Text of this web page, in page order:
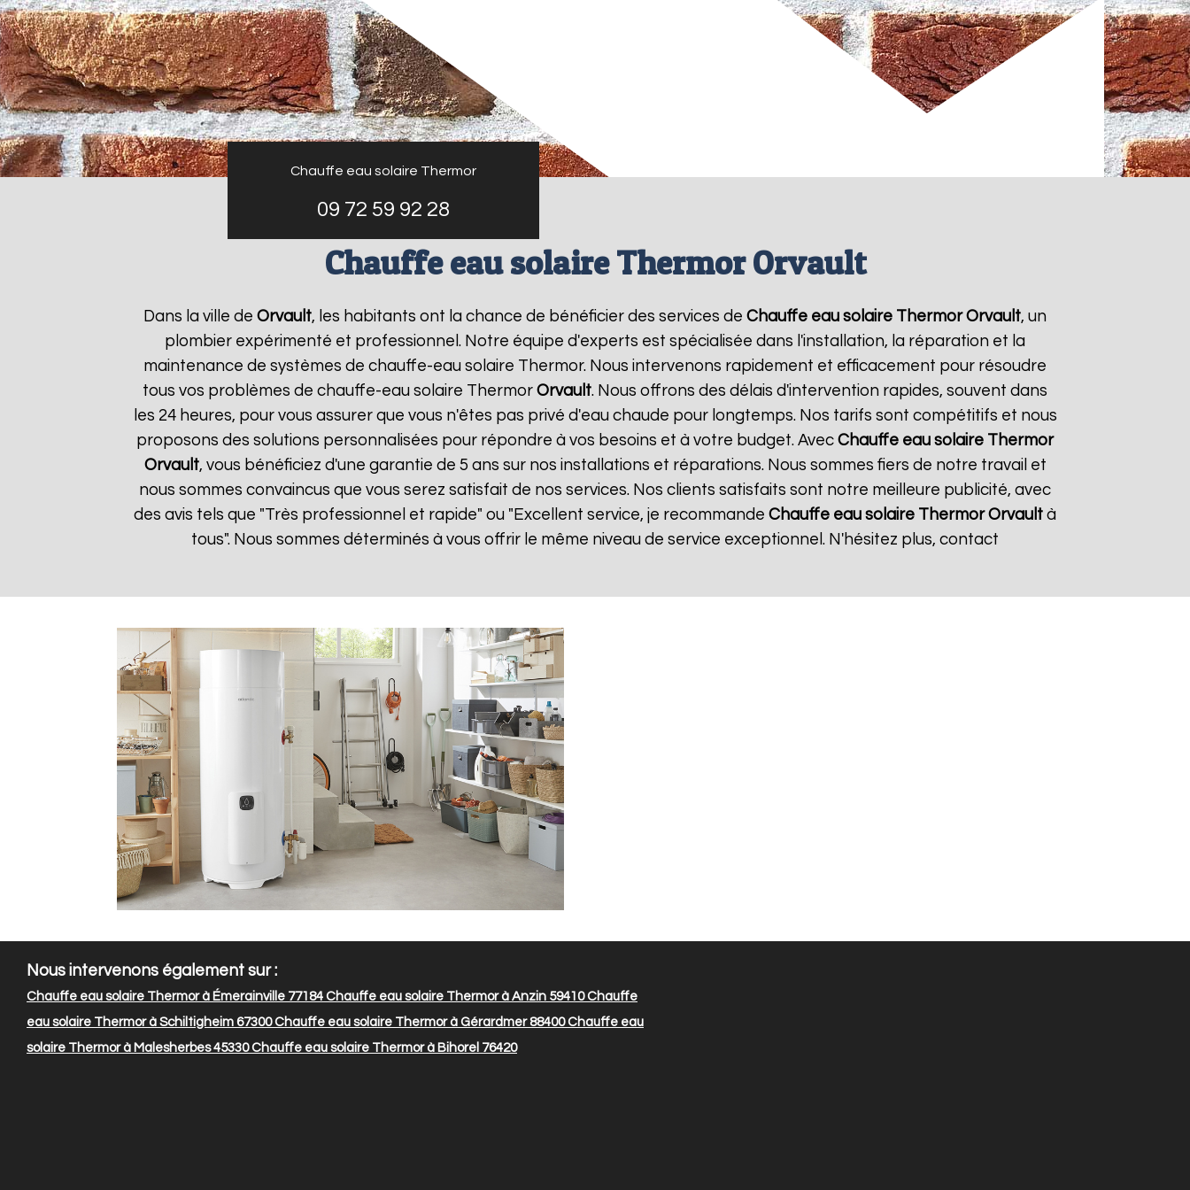
Chauffe eau solaire Thermor
09 72 59 92 28
Chauffe eau solaire Thermor Orvault
Dans la ville de Orvault, les habitants ont la chance de bénéficier des services de Chauffe eau solaire Thermor Orvault, un
plombier expérimenté et professionnel. Notre équipe d'experts est spécialisée dans l'installation, la réparation et la
maintenance de systèmes de chauffe-eau solaire Thermor. Nous intervenons rapidement et efficacement pour résoudre
tous vos problèmes de chauffe-eau solaire Thermor Orvault. Nous offrons des délais d'intervention rapides, souvent dans
les 24 heures, pour vous assurer que vous n'êtes pas privé d'eau chaude pour longtemps. Nos tarifs sont compétitifs et nous
proposons des solutions personnalisées pour répondre à vos besoins et à votre budget. Avec Chauffe eau solaire Thermor
Orvault, vous bénéficiez d'une garantie de 5 ans sur nos installations et réparations. Nous sommes fiers de notre travail et
nous sommes convaincus que vous serez satisfait de nos services. Nos clients satisfaits sont notre meilleure publicité, avec
des avis tels que "Très professionnel et rapide" ou "Excellent service, je recommande Chauffe eau solaire Thermor Orvault à
tous". Nous sommes déterminés à vous offrir le même niveau de service exceptionnel. N'hésitez plus, contact
Nous intervenons également sur :
Chauffe eau solaire Thermor à Émerainville 77184 Chauffe eau solaire Thermor à Anzin 59410Chauffe
eau solaire Thermor à Schiltigheim 67300Chauffe eau solaire Thermor à Gérardmer 88400Chauffe eau
solaire Thermor à Malesherbes 45330Chauffe eau solaire Thermor à Bihorel 76420